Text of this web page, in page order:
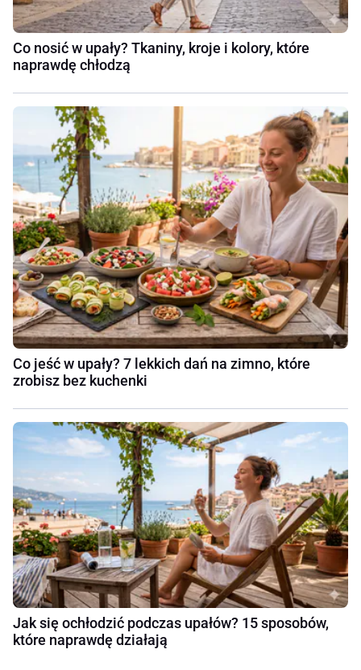
Co nosić w upały? Tkaniny, kroje i kolory, które
naprawdę chłodzą
Co jeść w upały? 7 lekkich dań na zimno, które
zrobisz bez kuchenki
Jak się ochłodzić podczas upałów? 15 sposobów,
które naprawdę działają